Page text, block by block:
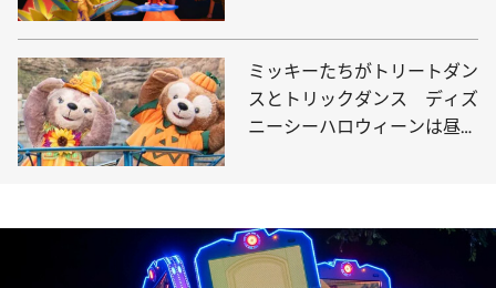
ベルキャラクターが登場
ミッキーたちがトリートダン
スとトリックダンス ディズ
ニーシーハロウィーンは昼夜